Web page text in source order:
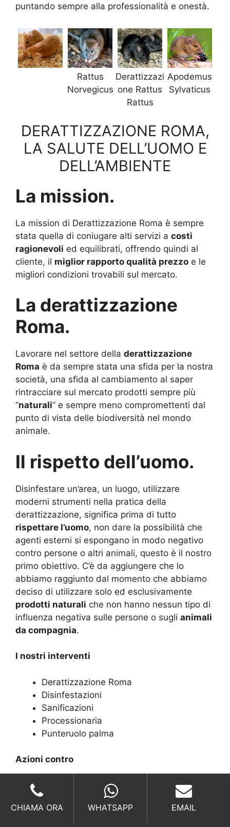
puntando sempre alla professionalità e onestà.
Rattus
Norvegicus
Derattizzazi
one Rattus
Rattus
Apodemus
Sylvaticus
DERATTIZZAZIONE ROMA,
LA SALUTE DELL’UOMO E
DELL’AMBIENTE
La mission.
La mission di Derattizzazione Roma è sempre
stata quella di coniugare alti servizi a costi
ragionevoli ed equilibrati, offrendo quindi al
cliente, il miglior rapporto qualità prezzo e le
migliori condizioni trovabili sul mercato.
La derattizzazione
Roma.
Lavorare nel settore della derattizzazione
Roma è da sempre stata una sfida per la nostra
società, una sfida al cambiamento al saper
rintracciare sul mercato prodotti sempre più
“naturali” e sempre meno compromettenti dal
punto di vista delle biodiversità nel mondo
animale.
Il rispetto dell’uomo.
Disinfestare un’area, un luogo, utilizzare
moderni strumenti nella pratica della
derattizzazione, significa prima di tutto
rispettare l’uomo, non dare la possibilità che
agenti esterni si espongano in modo negativo
contro persone o altri animali, questo è il nostro
primo obiettivo. C’è da aggiungere che lo
abbiamo raggiunto dal momento che abbiamo
deciso di utilizzare solo ed esclusivamente
prodotti naturali che non hanno nessun tipo di
influenza negativa sulle persone o sugli animali
da compagnia.
I nostri interventi
Derattizzazione Roma
Disinfestazioni
Sanificazioni
Processionaria
Punteruolo palma
Azioni contro
Anti Formiche
Disinfestazione zanzare
Disinfestazioni blatte
CHIAMA ORA WHATSAPP EMAIL